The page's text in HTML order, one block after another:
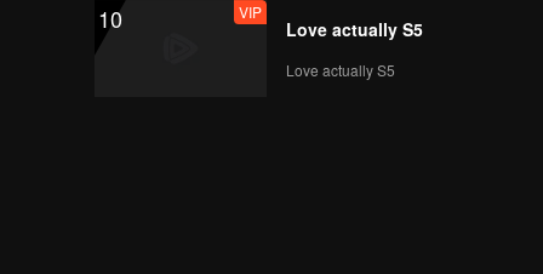
10 VIP
Love actually S5
Love actually S5